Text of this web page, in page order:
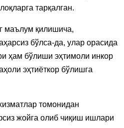
тарқалган.
маълум қилишича,
бўлса-да, улар орасида
ҳам бўлиши эҳтимоли инкор
эҳтиёткор бўлишга
томонидан
жойга олиб чиқиш ишлари